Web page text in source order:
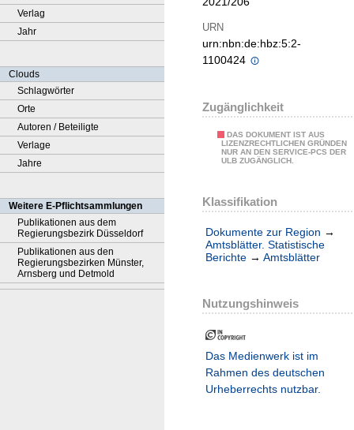
Verlag
Jahr
Clouds
Schlagwörter
Orte
Autoren / Beteiligte
Verlage
Jahre
Weitere E-Pflichtsammlungen
Publikationen aus dem
Regierungsbezirk Düsseldorf
Publikationen aus den
Regierungsbezirken Münster,
Arnsberg und Detmold
URN
urn:nbn:de:hbz:5:2-
1100424
Zugänglichkeit
DAS DOKUMENT IST AUS
LIZENZRECHTLICHEN GRÜNDEN
NUR AN DEN SERVICE-PCS DER
ULB ZUGÄNGLICH.
Klassifikation
Dokumente zur Region →
Amtsblätter. Statistische
Berichte → Amtsblätter
Nutzungshinweis
Das Medienwerk ist im
Rahmen des deutschen
Urheberrechts nutzbar.